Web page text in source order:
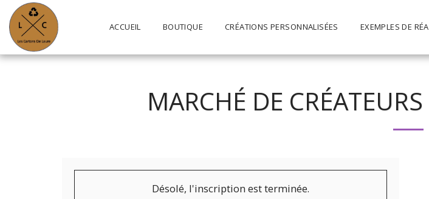
ACCUEIL BOUTIQUE CRÉATIONS PERSONNALISÉES EXEMPLES DE
MARCHÉ DE
Désolé, l'inscription est terminée.